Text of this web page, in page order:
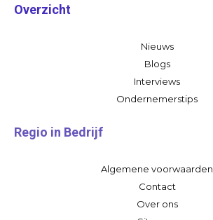
Overzicht
Nieuws
Blogs
Interviews
Ondernemerstips
Regio in Bedrijf
Algemene voorwaarden
Contact
Over ons